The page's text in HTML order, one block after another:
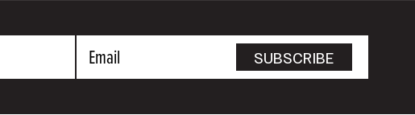
Email SUBSCRIBE